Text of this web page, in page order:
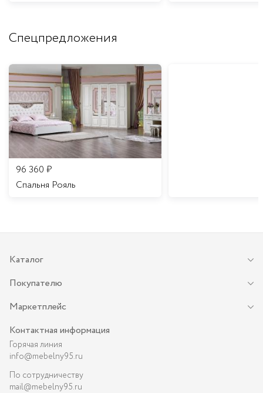
Спецпредложения
96 360 ₽
Спальня Рояль
Каталог
Покупателю
Маркетплейс
Контактная информация
Горячая линия
info@mebelny95.ru
По сотрудничеству
mail@mebelny95.ru